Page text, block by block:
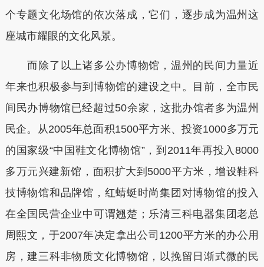
个专题文化场馆的依次落成，它们，逐步成为温州这
座城市耀眼的文化风景。
而除了以上诸多公办博物馆，温州的民间力量近
年来也积极参与到博物馆的建设之中。目前，全市民
间民办博物馆已经超过50余家，这批办馆者多为温州
民企。从2005年总面积1500平方米、投资1000多万元
的国家级“中国鞋文化博物馆”，到2011年再投入8000
多万元兴建新馆，面积扩大到5000平方米，增设鞋科
技博物馆和品牌馆，红蜻蜓时尚集团对博物馆的投入
在全国民营企业中可谓翘楚；乐清三科电器集团老总
周熙文，于2007年决定拿出公司1200平方米的办公用
房，建三科非物质文化博物馆，以挽留日渐式微的民